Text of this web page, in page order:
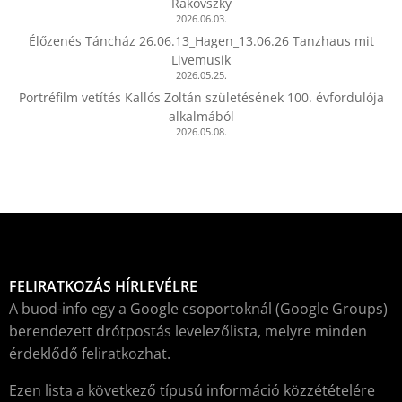
2026.06.03.
Élőzenés Táncház 26.06.13_Hagen_13.06.26 Tanzhaus mit
Livemusik
2026.05.25.
Portréfilm vetítés Kallós Zoltán születésének 100. évfordulója
alkalmából
2026.05.08.
FELIRATKOZÁS HÍRLEVÉLRE
A buod-info egy a Google csoportoknál (Google Groups)
berendezett drótpostás levelezőlista, melyre minden
érdeklődő feliratkozhat.
Ezen lista a következő típusú információ közzétételére